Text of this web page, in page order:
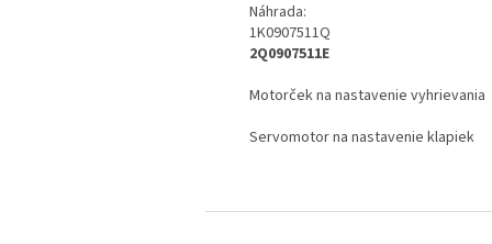
Náhrada:
1K0907511Q
2Q0907511E
Motorček na nastavenie vyhrievania
Servomotor na nastavenie klapiek